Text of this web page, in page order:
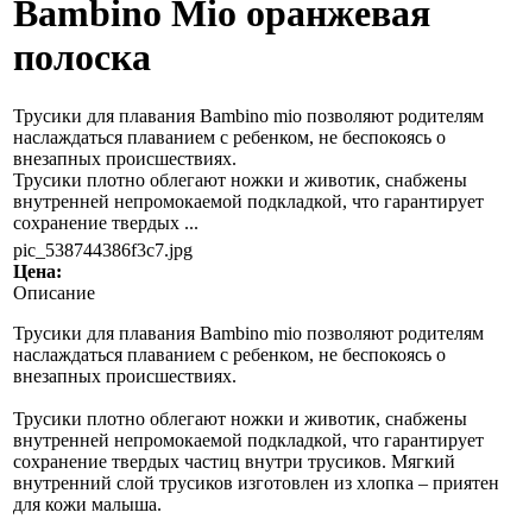
Bambino Mio оранжевая
полоска
Трусики для плавания Bambino mio позволяют родителям
наслаждаться плаванием с ребенком, не беспокоясь о
внезапных происшествиях.
Трусики плотно облегают ножки и животик, снабжены
внутренней непромокаемой подкладкой, что гарантирует
сохранение твердых ...
pic_538744386f3c7.jpg
Цена:
Описание
Трусики для плавания Bambino mio позволяют родителям
наслаждаться плаванием с ребенком, не беспокоясь о
внезапных происшествиях.
Трусики плотно облегают ножки и животик, снабжены
внутренней непромокаемой подкладкой, что гарантирует
сохранение твердых частиц внутри трусиков. Мягкий
внутренний слой трусиков изготовлен из хлопка – приятен
для кожи малыша.